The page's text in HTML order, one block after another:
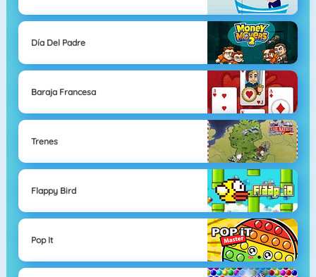
Día Del Padre
Baraja Francesa
Trenes
Flappy Bird
Pop It